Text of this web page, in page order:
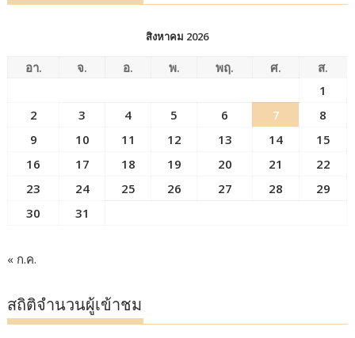
สิงหาคม 2026
อา. จ. อ. พ. พฤ. ศ.
ส.
1
2
3 4 5 6 7
8
9
10 11 12 13 14
15
16
17 18 19 20 21
22
23
24 25 26 27 28
29
30
31
« ก.ค.
สถิติจำนวนผู้เข้าชม